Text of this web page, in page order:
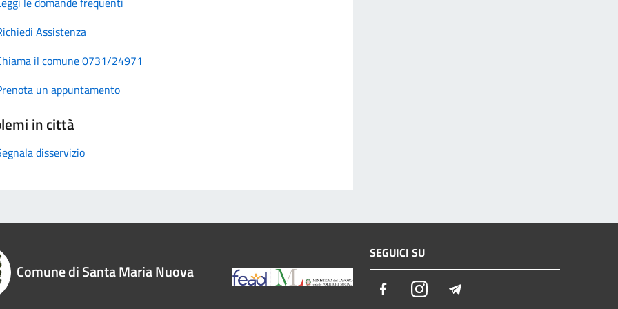
Assistenza
il comune 0731/24971
un appuntamento
in città
disservizio
Comune di Santa Maria Nuova
SEGUICI SU
FacebookInstagram